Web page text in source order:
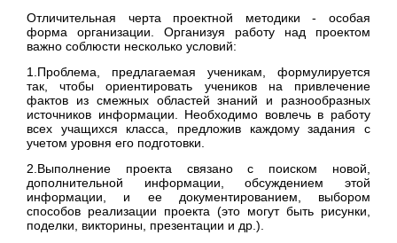
Отличительная черта проектной методики - особая
форма организации. Организуя работу над проектом
важно соблюсти несколько условий:
1.Проблема, предлагаемая ученикам, формулируется
так, чтобы ориентировать учеников на привлечение
фактов из смежных областей знаний и разнообразных
источников информации. Необходимо вовлечь в работу
всех учащихся класса, предложив каждому задания с
учетом уровня его подготовки.
2.Выполнение проекта связано с поиском новой,
дополнительной информации, обсуждением этой
информации, и ее документированием, выбором
способов реализации проекта (это могут быть рисунки,
поделки, викторины, презентации и др.).